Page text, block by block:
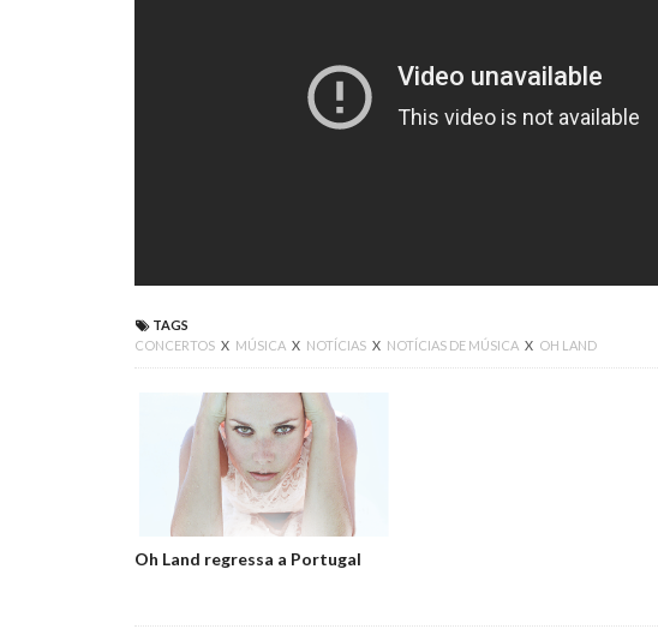
TAGS
CONCERTOS X MÚSICA X NOTÍCIAS X NOTÍCIAS DE MÚSICA X OH LAND
Oh Land regressa a Portugal